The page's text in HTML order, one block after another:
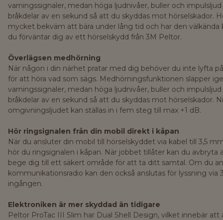
varningssignaler, medan höga ljudnivåer, buller och
bråkdelar av en sekund så att du skyddas mot hörselskador.
mycket bekväm att bära under lång tid och har den
du förväntar dig av ett hörselskydd från 3M Peltor.
Överlägsen medhörning
När någon i din närhet pratar med dig behöver du inte lyfta
för att höra vad som sägs. Medhörningsfunktionen släpper
varningssignaler, medan höga ljudnivåer, buller och
bråkdelar av en sekund så att du skyddas mot hörselskador.
omgivningsljudet kan ställas in i fem steg till max +1 dB.
Hör ringsignalen från din mobil direkt i kåpan
När du ansluter din mobil till hörselskyddet via kabel till 3,5
hör du ringsignalen i kåpan. När jobbet tillåter kan du avbryta
bege dig till ett säkert område för att ta ditt samtal. Om du
kommunikationsradio kan den också anslutas för lyssning via
ingången.
Elektroniken är mer skyddad än tidigare
Peltor ProTac III Slim har Dual Shell Design, vilket innebär att